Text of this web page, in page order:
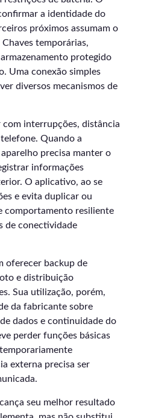
a identidade do
próximos assumam o
temporárias,
protegido
Uma conexão simples
diversos mecanismos de
interrupções, distância
Quando a
precisa manter o
informações
O aplicativo, ao se
e evita duplicar ou
comportamento resiliente
de conectividade
oferecer backup de
e distribuição
Sua utilização, porém,
da fabricante sobre
dados e continuidade do
perder funções básicas
externa precisa ser
seu melhor resultado